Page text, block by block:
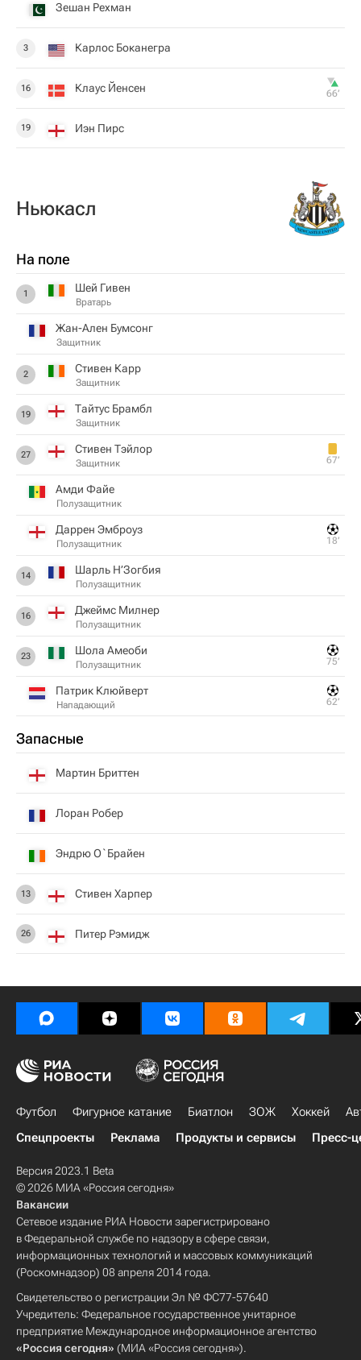
Зешан Рехман
3 Карлос Боканегра
16 Клаус Йенсен 66‎’‎
19 Иэн Пирс
Ньюкасл
На поле
1 Шей Гивен
Вратарь
Жан-Ален Бумсонг
Защитник
2 Стивен Карр
Защитник
19 Тайтус Брамбл
Защитник
27 Стивен Тэйлор
Защитник 67‎’‎
Aмди Файе
Полузащитник
Дaррен Эмброуз
Полузащитник 18‎’‎
14 Шарль Н’Зогбия
Полузащитник
16 Джеймс Милнер
Полузащитник
23 Шола Амеоби
Полузащитник 75‎’‎
Патрик Клюйверт
Нападающий 62‎’‎
Запасные
Мартин Бриттен
Лоран Робер
Эндрю О`Брайен
13 Стивен Харпер
26 Питер Рэмидж
Футбол Фигурное катание Биатлон ЗОЖ Хоккей
Спецпроекты
Реклама Продукты и сервисы Пресс-
Версия 2023.1 Beta
© 2026 МИА «Россия сегодня»
Вакансии
Сетевое издание РИА Новости зарегистрировано
в Федеральной службе по надзору в сфере связи,
информационных технологий и массовых коммуникаций
(Роскомнадзор) 08 апреля 2014 года.
Свидетельство о регистрации Эл № ФС77-57640
Учредитель: Федеральное государственное унитарное
предприятие Международное информационное агентство
«Россия сегодня» (МИА «Россия сегодня»).